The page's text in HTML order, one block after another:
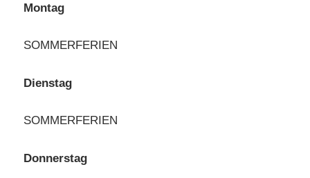
Montag
SOMMERFERIEN
Dienstag
SOMMERFERIEN
Donnerstag